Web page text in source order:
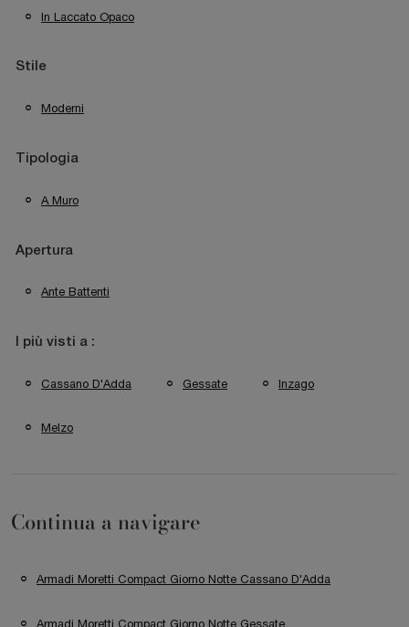
In Laccato Opaco
Stile
Moderni
Tipologia
A Muro
Apertura
Ante Battenti
I più visti a :
Cassano D'Adda Gessate Inzago
Melzo
Continua a navigare
Armadi Moretti Compact Giorno Notte Cassano D'Adda
Armadi Moretti Compact Giorno Notte Gessate